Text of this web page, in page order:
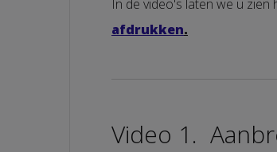
In de video's laten we u
afdrukken.
Video 1.